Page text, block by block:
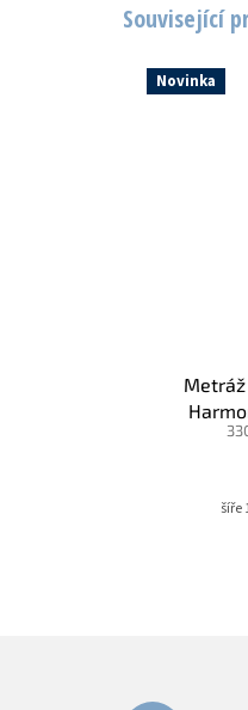
Související
Novinka
Metráž
šíře